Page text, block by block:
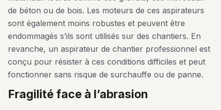
de béton ou de bois. Les moteurs de ces aspirateurs
sont également moins robustes et peuvent être
endommagés s’ils sont utilisés sur des chantiers. En
revanche, un aspirateur de chantier professionnel est
conçu pour résister à ces conditions difficiles et peut
fonctionner sans risque de surchauffe ou de panne.
fragilité face à l’abrasion